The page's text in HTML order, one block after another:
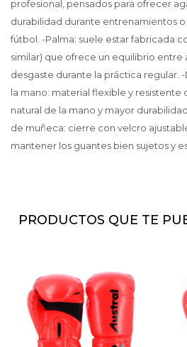
profesional, pensados para ofrecer
durabilidad durante entrenamientos
fútbol. -Palma: suele estar fabricada
similar) que ofrece un equilibrio entre
desgaste durante la práctica regular.
la mano: material flexible y
natural de la mano y mayor
de muñeca: cierre con velcro
mantener los guantes bien sujetos y
PRODUCTOS QUE TE